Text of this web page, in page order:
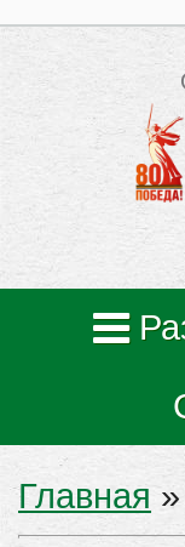
Главная »